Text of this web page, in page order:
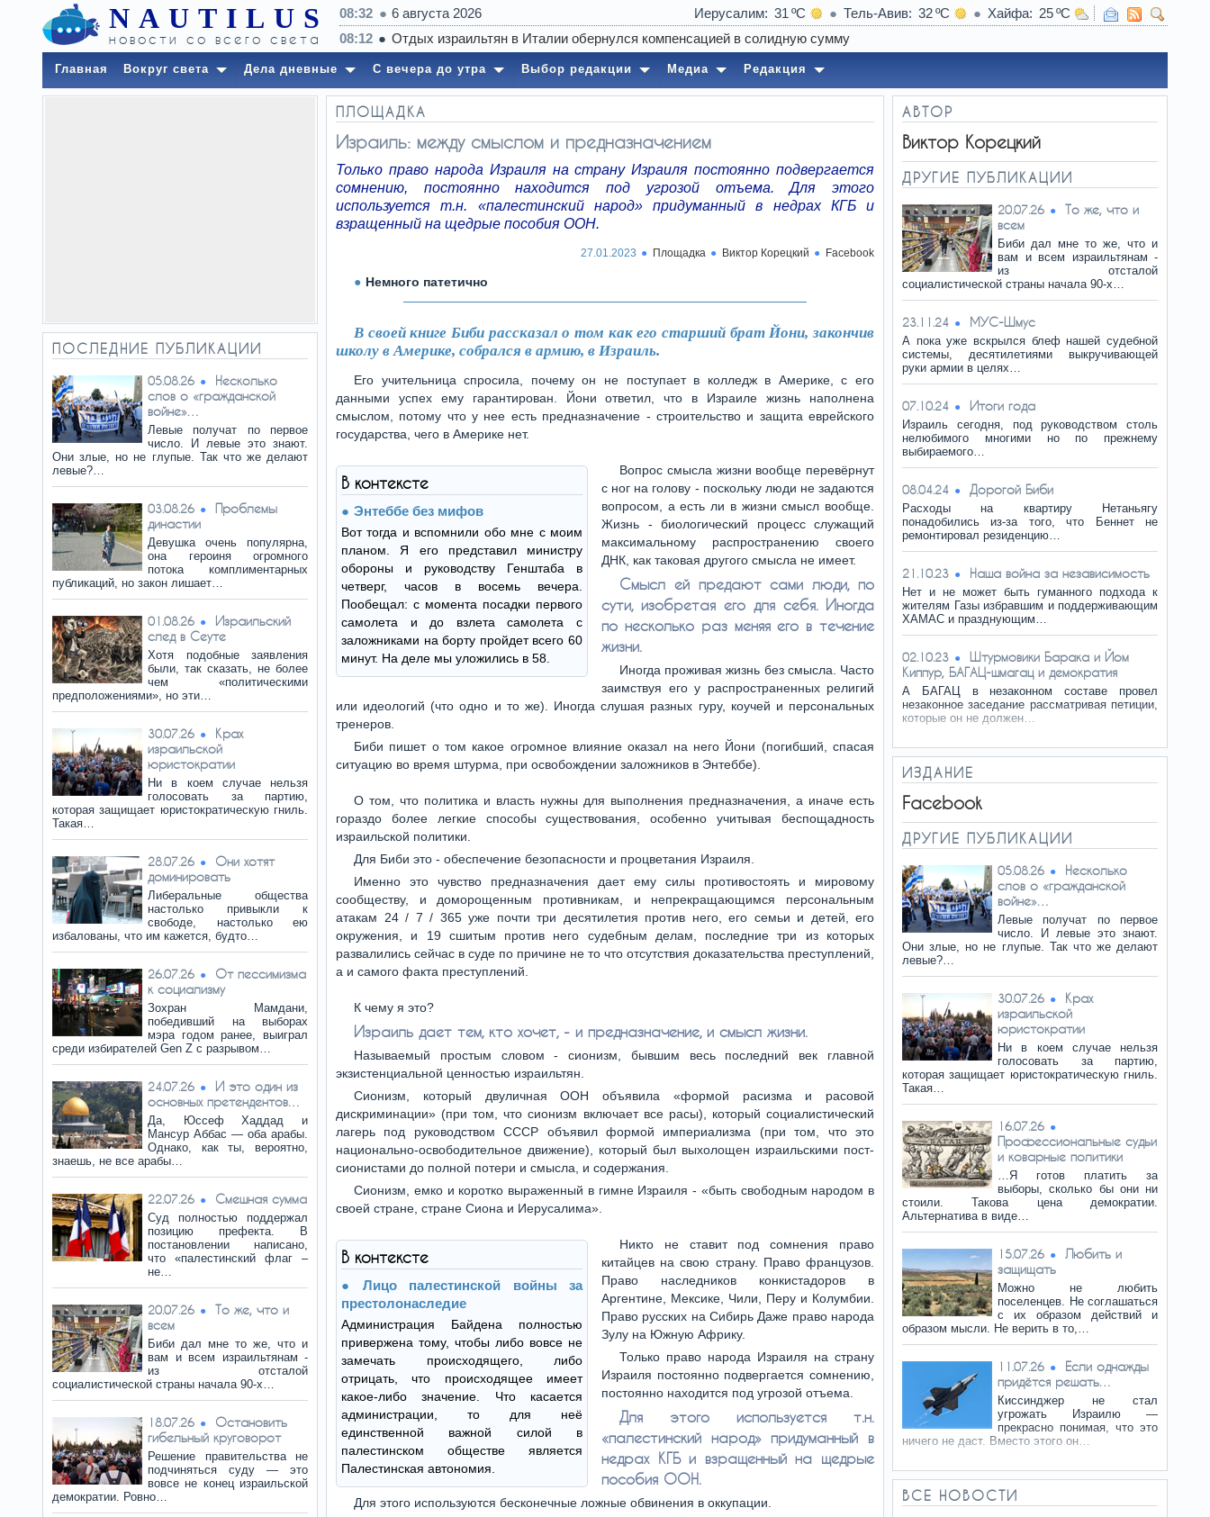
NAUTILUS
новости со всего света
08:32 6 августа 2026 Иерусалим 31 Тель-Авив 32 Хайфа
25
Главная Вокруг света Дела дневные С вечера до утра Выбор редакции Медиа Редакция
ПОСЛЕДНИЕ ПУБЛИКАЦИИ
05.08.26
Несколько
слов о «гражданской
войне»…
Левые получат по первое
число. И левые это знают.
Они злые, но не глупые. Так что же делают
левые?…
03.08.26
Проблемы
династии
Девушка очень популярна,
она героиня огромного
потока комплиментарных
публикаций, но закон лишает…
01.08.26
Израильский
след в Сеуте
Хотя подобные заявления
были, так сказать, не более
чем «политическими
предположениями», но эти…
30.07.26
Крах
израильской
юристократии
Ни в коем случае нельзя
голосовать за партию,
которая защищает юристократическую гниль.
Такая…
28.07.26
Они хотят
доминировать
Либеральные общества
настолько привыкли к
свободе, настолько ею
избалованы, что им кажется, будто…
26.07.26
От пессимизма
к социализму
Зохран Мамдани,
победивший на выборах
мэра годом ранее, выиграл
среди избирателей Gen Z с разрывом…
24.07.26
И это один из
основных претендентов…
Да, Юссеф Хаддад и
Мансур Аббас — оба арабы.
Однако, как ты, вероятно,
знаешь, не все арабы…
22.07.26 Смешная сумма
Суд полностью поддержал
позицию префекта. В
постановлении написано,
что «палестинский флаг –
не…
20.07.26
То же, что и
всем
Биби дал мне то же, что и
вам и всем израильтянам -
из отсталой
социалистической страны начала 90-х…
18.07.26
Остановить
гибельный круговорот
Решение правительства не
подчиняться суду — это
вовсе не конец израильской
демократии. Ровно…
ПЛОЩАДКА
Израиль: между смыслом и предназначением
Только право народа Израиля на страну Израиля постоянно подвергается
сомнению, постоянно находится под угрозой отъема. Для этого
используется т.н. «палестинский народ» придуманный в недрах КГБ и
взращенный на щедрые пособия ООН.
27.01.2023 Площадка Виктор Корецкий Facebook
Немного патетично
В своей книге Биби рассказал о том как его старший брат Йони, закончив
школу в Америке, собрался в армию, в Израиль.
Его учительница спросила, почему он не поступает в колледж в Америке, с его
данными успех ему гарантирован. Йони ответил, что в Израиле жизнь наполнена
смыслом, потому что у нее есть предназначение - строительство и защита еврейского
государства, чего в Америке нет.
В контексте
Энтеббе без мифов
Вот тогда и вспомнили обо мне с моим
планом. Я его представил министру
обороны и руководству Генштаба в
четверг, часов в восемь вечера.
Пообещал: с момента посадки первого
самолета и до взлета самолета с
заложниками на борту пройдет всего 60
минут. На деле мы уложились в 58.
Вопрос смысла жизни вообще перевёрнут
с ног на голову - поскольку люди не задаются
вопросом, а есть ли в жизни смысл вообще.
Жизнь - биологический процесс служащий
максимальному распространению своего
ДНК, как таковая другого смысла не имеет.
Смысл ей предают сами люди, по
сути, изобретая его для себя. Иногда
по несколько раз меняя его в течение
жизни.
Иногда проживая жизнь без смысла. Часто
заимствуя его у распространенных религий
или идеологий (что одно и то же). Иногда слушая разных гуру, коучей и персональных
тренеров.
Биби пишет о том какое огромное влияние оказал на него Йони (погибший, спасая
ситуацию во время штурма, при освобождении заложников в Энтеббе).
О том, что политика и власть нужны для выполнения предназначения, а иначе есть
гораздо более легкие способы существования, особенно учитывая беспощадность
израильской политики.
Для Биби это - обеспечение безопасности и процветания Израиля.
Именно это чувство предназначения дает ему силы противостоять и мировому
сообществу, и доморощенным противникам, и непрекращающимся персональным
атакам 24 / 7 / 365 уже почти три десятилетия против него, его семьи и детей, его
окружения, и 19 сшитым против него судебным делам, последние три из которых
развалились сейчас в суде по причине не то что отсутствия доказательства преступлений,
а и самого факта преступлений.
К чему я это?
Израиль дает тем, кто хочет, - и предназначение, и смысл жизни.
Называемый простым словом - сионизм, бывшим весь последний век главной
экзистенциальной ценностью израильтян.
Сионизм, который двуличная ООН объявила «формой расизма и расовой
дискриминации» (при том, что сионизм включает все расы), который социалистический
лагерь под руководством СССР объявил формой империализма (при том, что это
национально-освободительное движение), который был выхолощен израильскими пост-
сионистами до полной потери и смысла, и содержания.
Сионизм, емко и коротко выраженный в гимне Израиля - «быть свободным народом в
своей стране, стране Сиона и Иерусалима».
В контексте
Лицо палестинской войны за
престолонаследие
Администрация Байдена полностью
привержена тому, чтобы либо вовсе не
замечать происходящего, либо
отрицать, что происходящее имеет
какое-либо значение. Что касается
администрации, то для неё
единственной важной силой в
палестинском обществе является
Палестинская автономия.
Никто не ставит под сомнения право
китайцев на свою страну. Право французов.
Право наследников конкистадоров в
Аргентине, Мексике, Чили, Перу и Колумбии.
Право русских на Сибирь Даже право народа
Зулу на Южную Африку.
Только право народа Израиля на страну
Израиля постоянно подвергается сомнению,
постоянно находится под угрозой отъема.
Для этого используется т.н.
«палестинский народ» придуманный в
недрах КГБ и взращенный на щедрые
пособия ООН.
Для этого используются бесконечные ложные обвинения в оккупации.
АВТОР
Виктор Корецкий
ДРУГИЕ ПУБЛИКАЦИИ
20.07.26
То же, что и
всем
Биби дал мне то же, что и
вам и всем израильтянам -
из отсталой
социалистической страны начала 90-х…
23.11.24 МУС-Шмус
А пока уже вскрылся блеф нашей судебной
системы, десятилетиями выкручивающей
руки армии в целях…
07.10.24 Итоги года
Израиль сегодня, под руководством столь
нелюбимого многими но по прежнему
выбираемого…
08.04.24 Дорогой Биби
Расходы на квартиру Нетаньягу
понадобились из-за того, что Беннет не
ремонтировал резиденцию…
21.10.23 Наша война за независимость
Нет и не может быть гуманного подхода к
жителям Газы избравшим и поддерживающим
ХАМАС и празднующим…
02.10.23
Штурмовики Барака и Йом
Киппур, БАГАЦ-шмагац и демократия
А БАГАЦ в незаконном составе провел
незаконное заседание рассматривая петиции,
которые он не должен…
ИЗДАНИЕ
Facebook
ДРУГИЕ ПУБЛИКАЦИИ
05.08.26
Несколько
слов о «гражданской
войне»…
Левые получат по первое
число. И левые это знают.
Они злые, но не глупые. Так что же делают
левые?…
30.07.26
Крах
израильской
юристократии
Ни в коем случае нельзя
голосовать за партию,
которая защищает юристократическую гниль.
Такая…
16.07.26
Профессиональные судьи
и коварные политики
…Я готов платить за
выборы, сколько бы они ни
стоили. Такова цена демократии.
Альтернатива в виде…
15.07.26
Любить и
защищать
Можно не любить
поселенцев. Не соглашаться
с их образом действий и
образом мысли. Не верить в то,…
11.07.26
Если однажды
придётся решать…
Киссинджер не стал
угрожать Израилю —
прекрасно понимая, что это
ничего не даст. Вместо этого он…
ВСЕ НОВОСТИ